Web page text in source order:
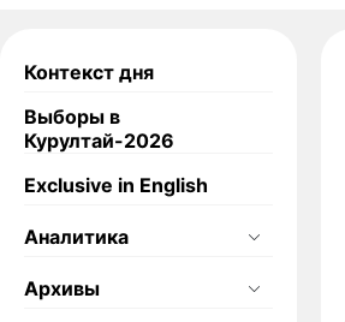
Контекст дня
Выборы в
Курултай-2026
Exclusive in English
Аналитика
Архивы